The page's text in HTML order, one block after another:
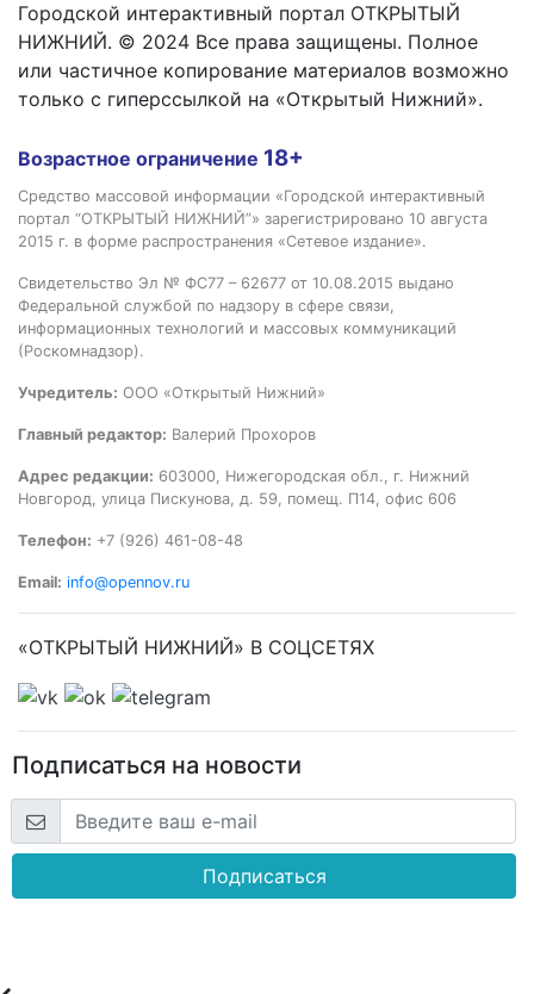
Городской интерактивный портал ОТКРЫТЫЙ
НИЖНИЙ. © 2024 Все права защищены. Полное
или частичное копирование материалов возможно
только с гиперссылкой на «Открытый Нижний».
Возрастное ограничение 18+
Средство массовой информации «Городской интерактивный
портал “ОТКРЫТЫЙ НИЖНИЙ”» зарегистрировано 10 августа
2015 г. в форме распространения «Сетевое издание».
Свидетельство Эл № ФС77 – 62677 от 10.08.2015 выдано
Федеральной службой по надзору в сфере связи,
информационных технологий и массовых коммуникаций
(Роскомнадзор).
Учредитель: ООО «Открытый Нижний»
Главный редактор: Валерий Прохоров
Адрес редакции: 603000, Нижегородская обл., г. Нижний
Новгород, улица Пискунова, д. 59, помещ. П14, офис 606
Телефон: +7 (926) 461-08-48
Email: info@opennov.ru
«ОТКРЫТЫЙ НИЖНИЙ» В СОЦСЕТЯХ
Подписаться на новости
Подписаться